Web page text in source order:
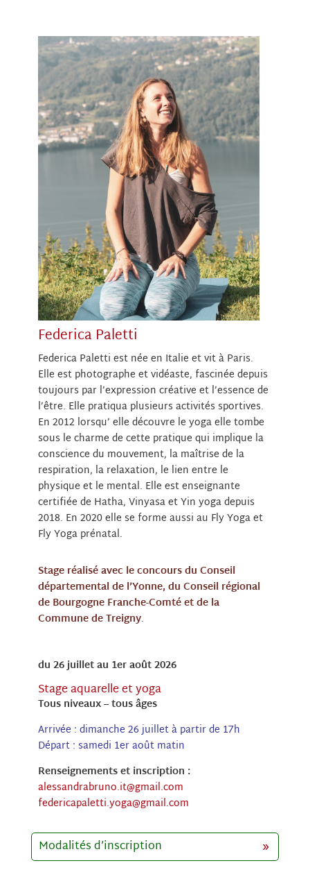
Federica Paletti
Federica Paletti est née en Italie et vit à Paris.
Elle est photographe et vidéaste, fascinée depuis
toujours par l’expression créative et l’essence de
l’être. Elle pratiqua plusieurs activités sportives.
En 2012 lorsqu’ elle découvre le yoga elle tombe
sous le charme de cette pratique qui implique la
conscience du mouvement, la maîtrise de la
respiration, la relaxation, le lien entre le
physique et le mental. Elle est enseignante
certifiée de Hatha, Vinyasa et Yin yoga depuis
2018. En 2020 elle se forme aussi au Fly Yoga et
Fly Yoga prénatal.
Stage réalisé avec le concours du Conseil
départemental de l’Yonne, du Conseil régional
de Bourgogne Franche-Comté et de la
Commune de Treigny.
du 26 juillet au 1er août 2026
Stage aquarelle et yoga
Tous niveaux – tous âges
Arrivée : dimanche 26 juillet à partir de 17h
Départ : samedi 1er août matin
Renseignements et inscription :
alessandrabruno.it@gmail.com
federicapaletti.yoga@gmail.com
Modalités d’inscription